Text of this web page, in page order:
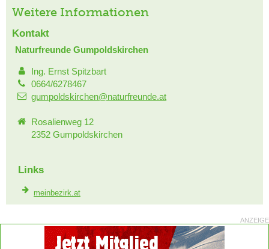
Weitere Informationen
Kontakt
Naturfreunde Gumpoldskirchen
Ing. Ernst Spitzbart
0664/6278467
gumpoldskirchen@naturfreunde.at
Rosalienweg 12
2352 Gumpoldskirchen
Links
meinbezirk.at
ANZEIGE